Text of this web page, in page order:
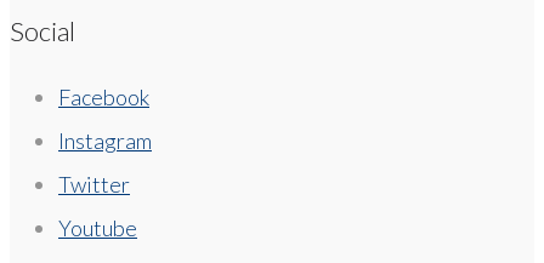
Social
Facebook
Instagram
Twitter
Youtube